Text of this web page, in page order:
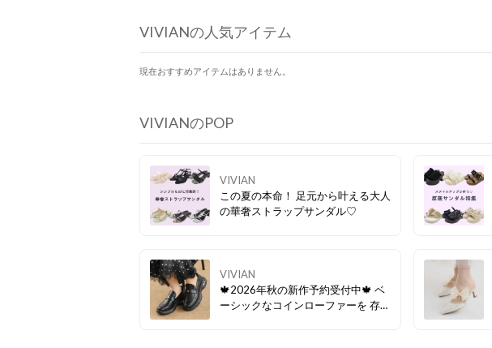
VIVIANの人気アイテム
現在おすすめアイテムはありません。
VIVIANのPOP
VIVIAN
この夏の本命！ 足元から叶える大人
の華奢ストラップサンダル♡
VIVIAN
🍁2026年秋の新作予約受付中🍁 ベ
ーシックなコインローファーを 存在